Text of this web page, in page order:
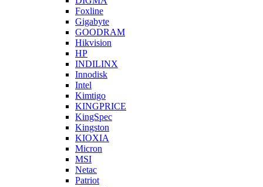
Foxline
Gigabyte
GOODRAM
Hikvision
HP
INDILINX
Innodisk
Intel
Kimtigo
KINGPRICE
KingSpec
Kingston
KIOXIA
Micron
MSI
Netac
Patriot